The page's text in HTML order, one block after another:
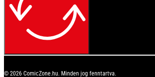
© 2026 ComicZone.hu. Minden jog fenntartva.